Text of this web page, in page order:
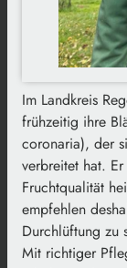
Im Landkreis
frühzeitig ihre
coronaria), der
verbreitet hat.
Fruchtqualität
empfehlen
Durchlüftung zu
Mit richtiger